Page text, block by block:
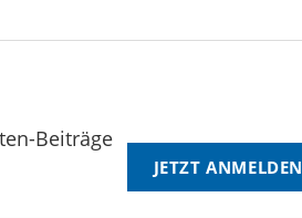
Beiträge
JETZT ANMELDEN